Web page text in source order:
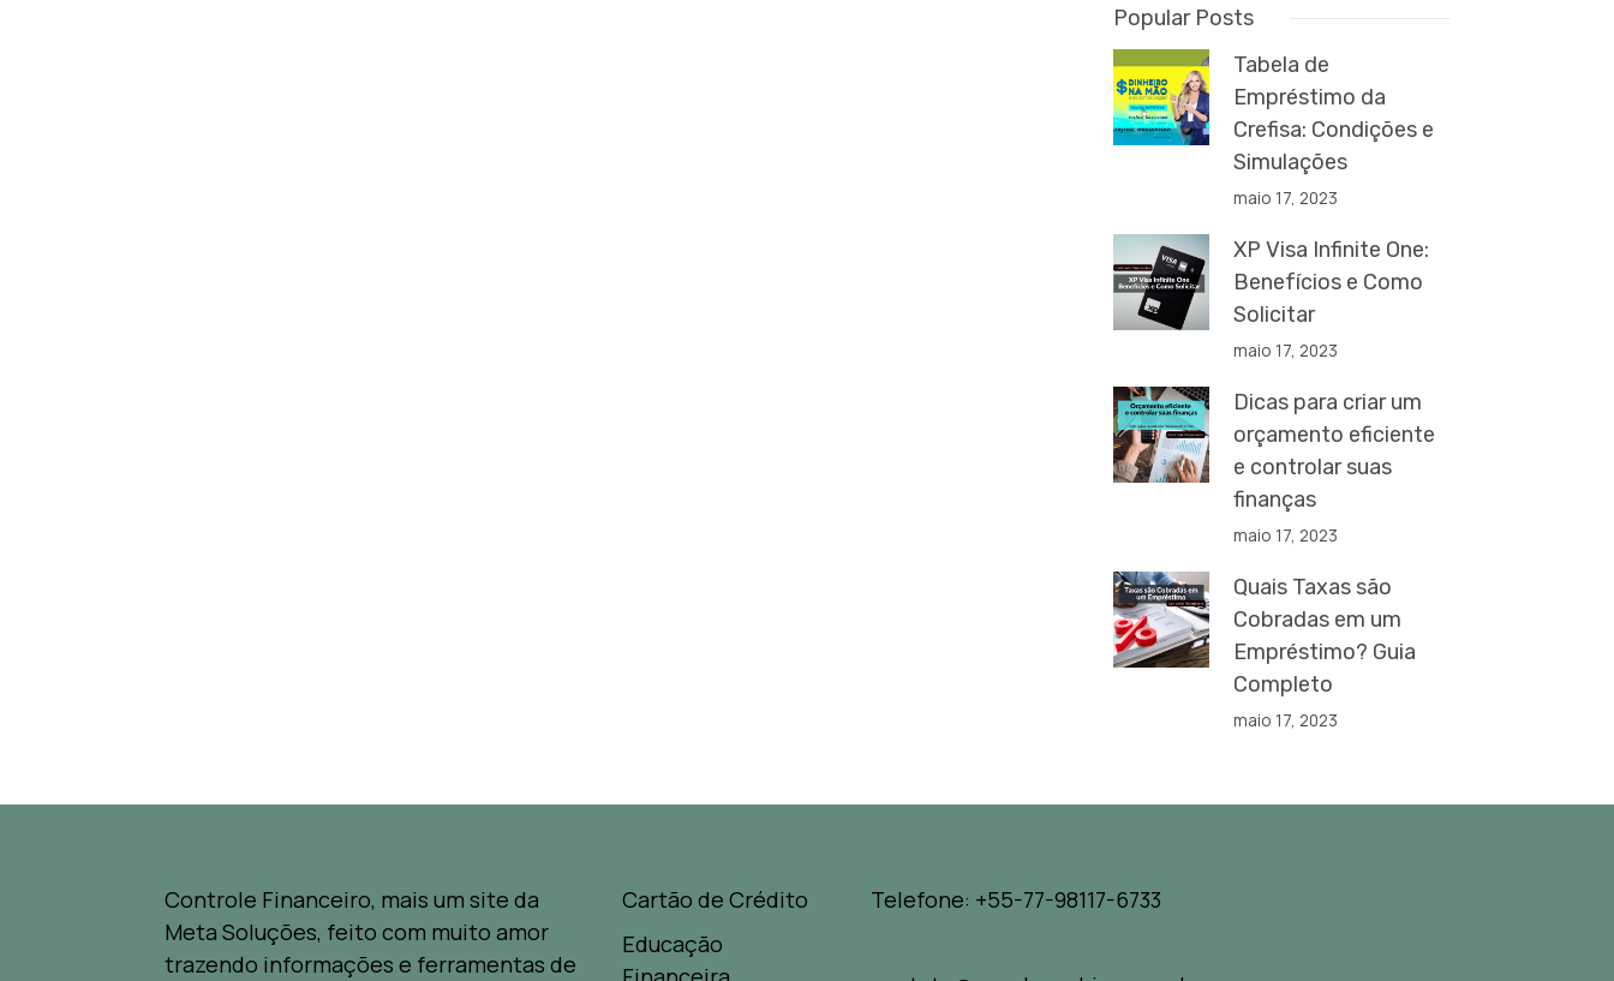
Popular Posts
Tabela de
Empréstimo da
Crefisa: Condições e
Simulações
maio 17, 2023
XP Visa Infinite One:
Benefícios e Como
Solicitar
maio 17, 2023
Dicas para criar um
orçamento eficiente
e controlar suas
finanças
maio 17, 2023
Quais Taxas são
Cobradas em um
Empréstimo? Guia
Completo
maio 17, 2023
Controle Financeiro, mais um site da
Meta Soluções, feito com muito amor
trazendo informações e ferramentas de
Cartão de Crédito
Educação
Telefone: +55-77-98117-6733